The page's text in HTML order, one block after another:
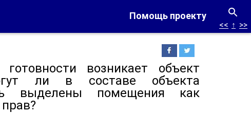
Помощь проекту
<< ↑ >>
возникает объект
ли в составе объекта
выделены помещения как